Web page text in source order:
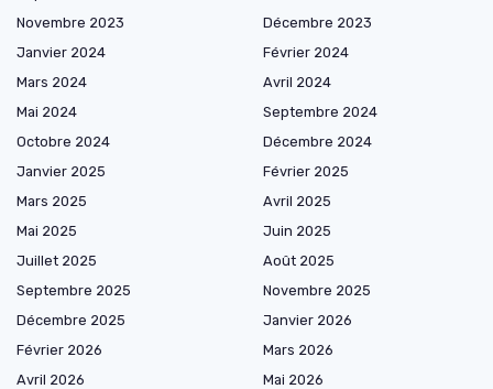
Novembre 2023
Décembre 2023
Janvier 2024
Février 2024
Mars 2024
Avril 2024
Mai 2024
Septembre 2024
Octobre 2024
Décembre 2024
Janvier 2025
Février 2025
Mars 2025
Avril 2025
Mai 2025
Juin 2025
Juillet 2025
Août 2025
Septembre 2025
Novembre 2025
Décembre 2025
Janvier 2026
Février 2026
Mars 2026
Avril 2026
Mai 2026